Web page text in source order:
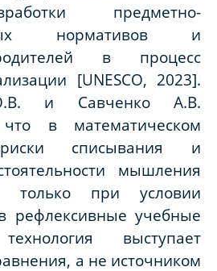
предметно-
нормативов и
в процесс
[UNESCO, 2023].
и Савченко А.В.
в математическом
списывания и
мышления
только при условии
рефлексивные учебные
выступает
а не источником